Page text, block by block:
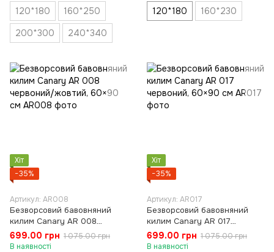
120*180
160*250
200*300
240*340
120*180
160*230
Хіт
−35%
Артикул: AR008
Безворсовий бавовняний
килим Canary AR 008
червоний/жовтий, 60×90 см
699.00 грн 1 075.00 грн
В наявності
Хіт
−35%
Артикул: AR017
Безворсовий бавовняний
килим Canary AR 017
червоний, 60×90 см
699.00 грн 1 075.00 грн
В наявності